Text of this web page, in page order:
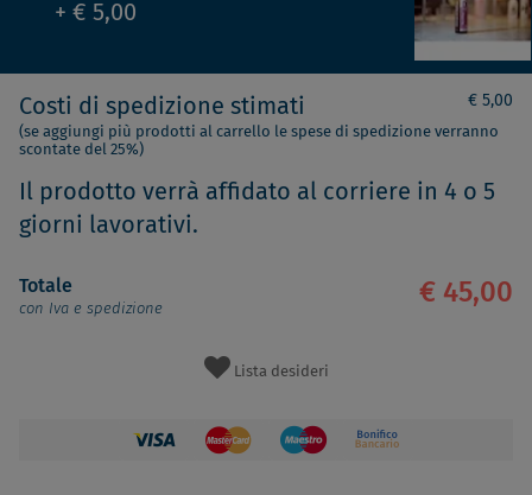
+ € 5,00
Costi di spedizione stimati € 5,00
(se aggiungi più prodotti al carrello le spese di spedizione verranno
scontate del 25%)
Il prodotto verrà affidato al corriere in 4 o 5
giorni lavorativi.
Totale
con Iva e spedizione
€ 45,00
Lista desideri